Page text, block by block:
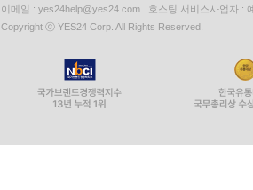
이메일 : yes24help@yes24.com 호스팅 서비스사업자 :
Copyright ⓒ YES24 Corp. All Rights Reserved.